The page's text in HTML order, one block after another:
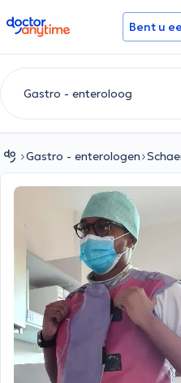
doctoranytime Bent u
Gastro - enterologen